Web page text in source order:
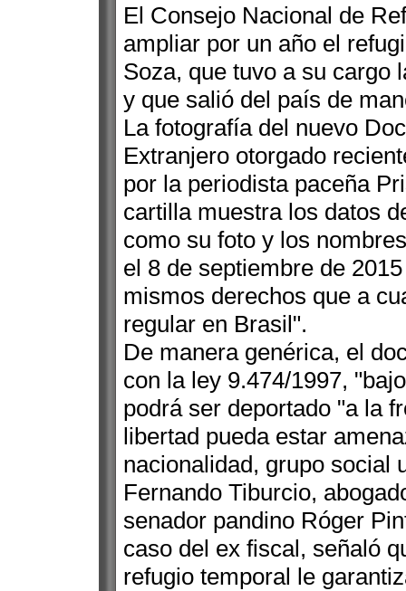
El Consejo Nacional de
ampliar por un año el
Soza, que tuvo a su cargo
y que salió del país de
La fotografía del nuevo
Extranjero otorgado
por la periodista paceña
cartilla muestra los datos
como su foto y los
el 8 de septiembre de
mismos derechos que a
regular en Brasil".
De manera genérica, el
con la ley 9.474/1997,
podrá ser deportado "a la
libertad pueda estar
nacionalidad, grupo social
Fernando Tiburcio,
senador pandino Róger
caso del ex fiscal, señaló
refugio temporal le